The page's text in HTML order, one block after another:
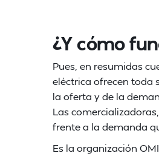
¿Y cómo
Pues, en resumidas
eléctrica ofrecen toda
la oferta y de la
Las
frente a la demanda
Es la organización